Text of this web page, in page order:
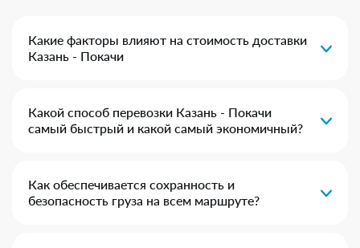
Какие факторы влияют на стоимость доставки
Казань - Покачи
Какой способ перевозки Казань - Покачи
самый быстрый и какой самый экономичный?
Как обеспечивается сохранность и
безопасность груза на всем маршруте?